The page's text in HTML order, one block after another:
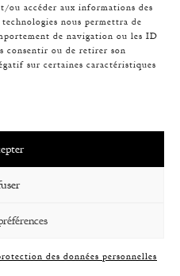
ou accéder aux informations des
nous permettra de
de navigation ou les ID
consentir ou de retirer son
sur certaines caractéristiques
des données personnelles